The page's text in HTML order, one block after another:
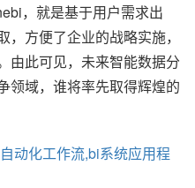
，就是基于用户需求出
方便了企业的战略实施，
由此可见，未来智能数据分
领域，谁将率先取得辉煌的